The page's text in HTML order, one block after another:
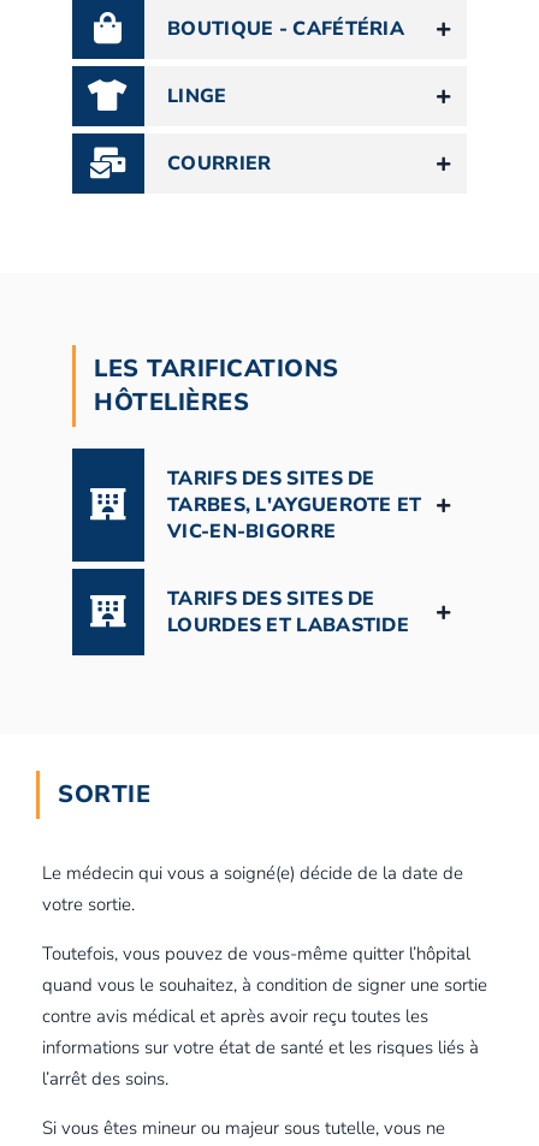
BOUTIQUE - CAFÉTÉRIA
LINGE
COURRIER
LES TARIFICATIONS
HÔTELIÈRES
TARIFS DES SITES DE
TARBES, L'AYGUEROTE ET
VIC-EN-BIGORRE
TARIFS DES SITES DE
LOURDES ET LABASTIDE
SORTIE
Le médecin qui vous a soigné(e) décide de la date de
votre sortie.
Toutefois, vous pouvez de vous-même quitter l’hôpital
quand vous le souhaitez, à condition de signer une sortie
contre avis médical et après avoir reçu toutes les
informations sur votre état de santé et les risques liés à
l’arrêt des soins.
Si vous êtes mineur ou majeur sous tutelle, vous ne